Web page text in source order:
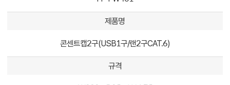
제품명
콘센트캡2구(USB1구/랜2구CAT.6)
규격